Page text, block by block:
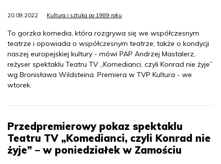
20.09.2022 Kultura i sztuka po 1989 roku
To gorzka komedia, która rozgrywa się we współczesnym
teatrze i opowiada o współczesnym teatrze; także o kondycji
naszej europejskiej kultury - mówi PAP Andrzej Mastalerz,
reżyser spektaklu Teatru TV „Komedianci, czyli Konrad nie żyje”
wg Bronisława Wildsteina. Premiera w TVP Kultura - we
wtorek.
Przedpremierowy pokaz spektaklu
Teatru TV „Komedianci, czyli Konrad nie
żyje” – w poniedziałek w Zamościu